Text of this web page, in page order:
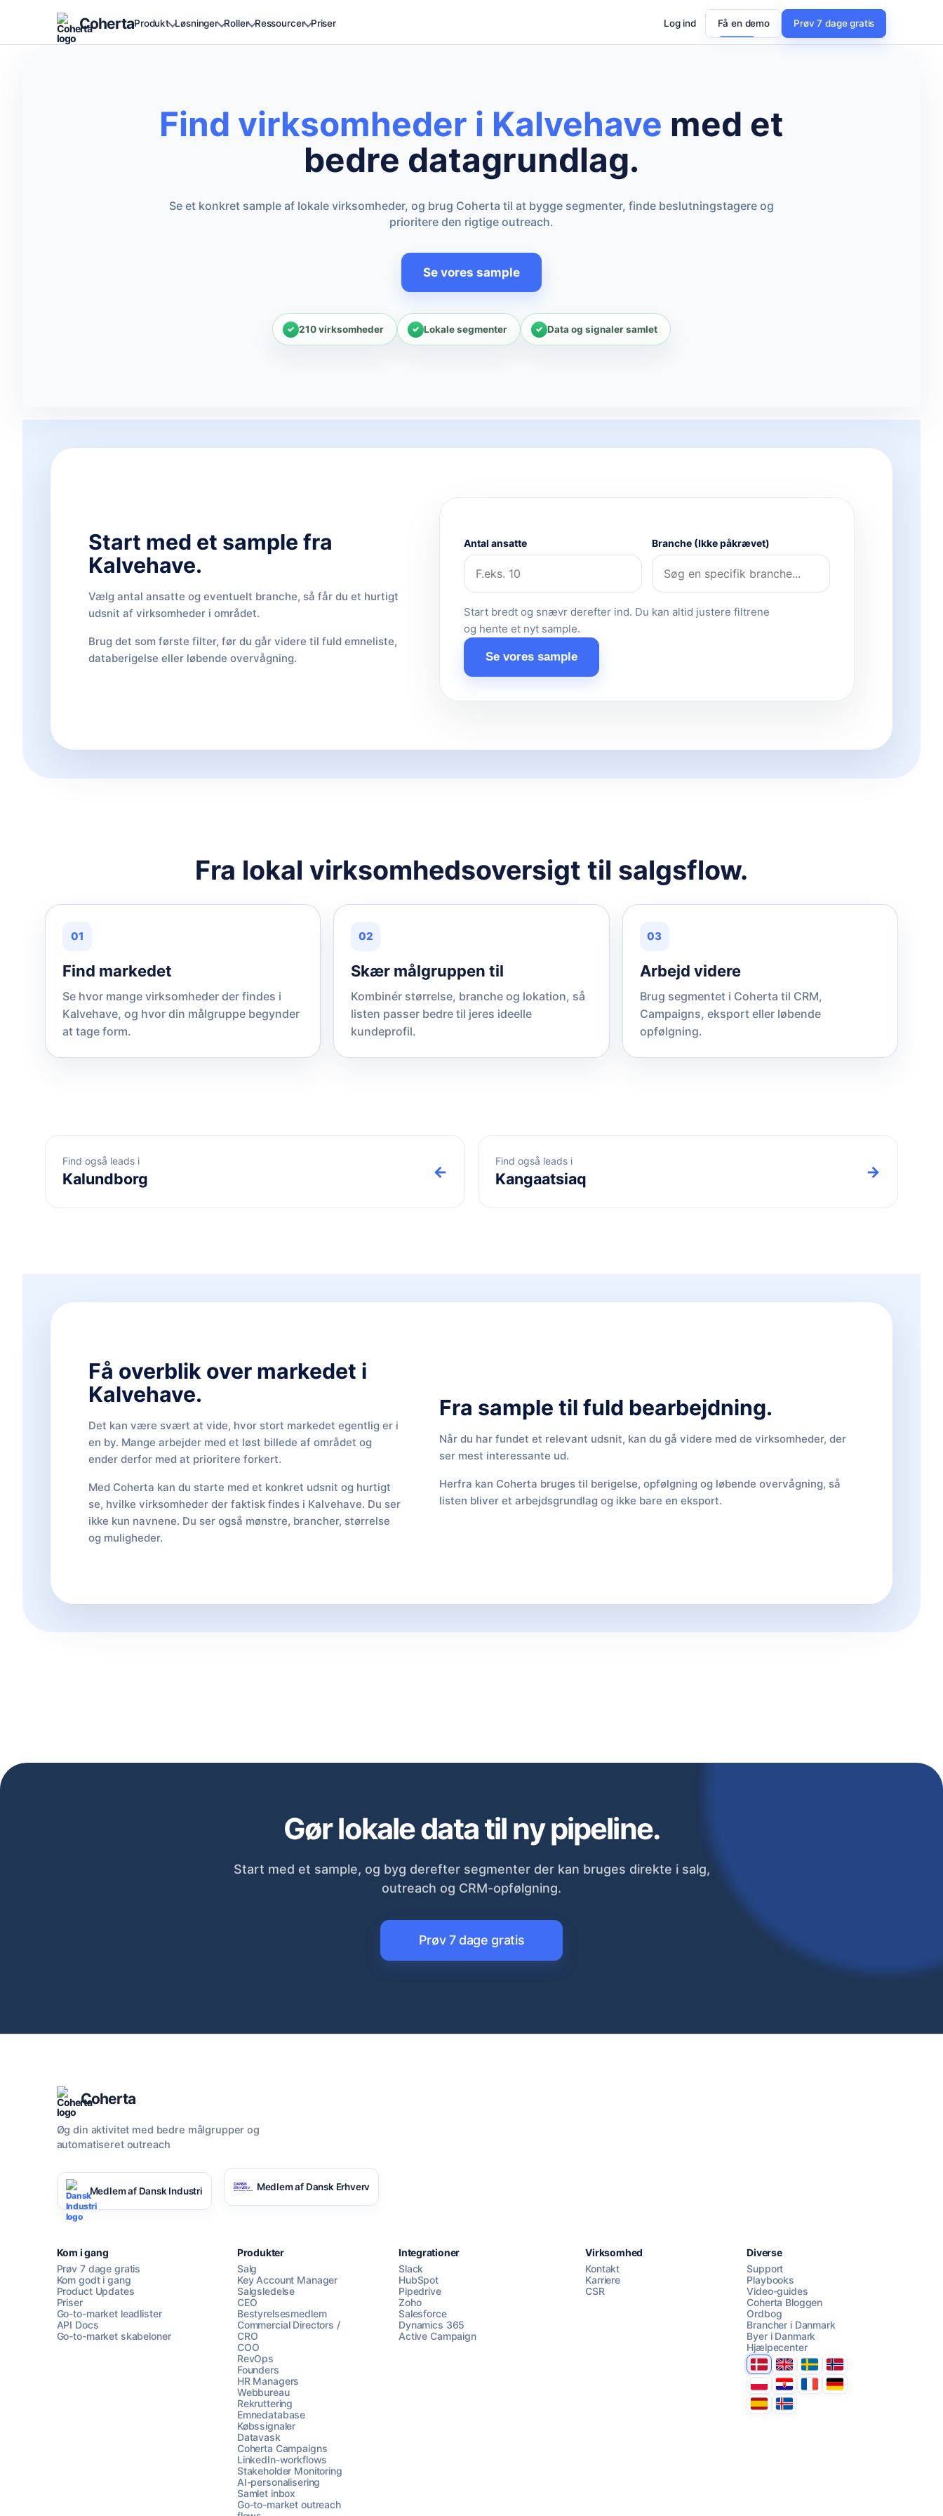
CohertaProdukt Løsninger Roller Ressourcer Priser Log ind Få en demo Prøv 7 dage gratis
Find virksomheder i Kalvehave med et
bedre datagrundlag.
Se et konkret sample af lokale virksomheder, og brug Coherta til at bygge segmenter, finde beslutningstagere og
prioritere den rigtige outreach.
Se vores sample
210 virksomheder Lokale segmenter Data og signaler samlet
Start med et sample fra
Kalvehave.
Vælg antal ansatte og eventuelt branche, så får du et hurtigt
udsnit af virksomheder i området.
Brug det som første filter, før du går videre til fuld emneliste,
databerigelse eller løbende overvågning.
Antal ansatte Branche (Ikke påkrævet)
Start bredt og snævr derefter ind. Du kan altid justere filtrene
og hente et nyt sample.
Se vores sample
Fra lokal virksomhedsoversigt til salgsflow.
01
Find markedet
Se hvor mange virksomheder der findes i
Kalvehave, og hvor din målgruppe begynder
at tage form.
02
Skær målgruppen til
Kombinér størrelse, branche og lokation, så
listen passer bedre til jeres ideelle
kundeprofil.
03
Arbejd videre
Brug segmentet i Coherta til CRM,
Campaigns, eksport eller løbende
opfølgning.
Find også leads i
Kalundborg ←
Find også leads i
Kangaatsiaq →
Få overblik over markedet i
Kalvehave.
Det kan være svært at vide, hvor stort markedet egentlig er i
en by. Mange arbejder med et løst billede af området og
ender derfor med at prioritere forkert.
Med Coherta kan du starte med et konkret udsnit og hurtigt
se, hvilke virksomheder der faktisk findes i Kalvehave. Du ser
ikke kun navnene. Du ser også mønstre, brancher, størrelse
og muligheder.
Fra sample til fuld bearbejdning.
Når du har fundet et relevant udsnit, kan du gå videre med de virksomheder, der
ser mest interessante ud.
Herfra kan Coherta bruges til berigelse, opfølgning og løbende overvågning, så
listen bliver et arbejdsgrundlag og ikke bare en eksport.
Gør lokale data til ny pipeline.
Start med et sample, og byg derefter segmenter der kan bruges direkte i salg,
outreach og CRM-opfølgning.
Prøv 7 dage gratis
AI Campaign Assist Chat with us
Coherta
Øg din aktivitet med bedre målgrupper og
automatiseret outreach
Medlem af Dansk Industri Medlem af Dansk Erhverv
Kom i gang
Prøv 7 dage gratis
Kom godt i gang
Product Updates
Priser
Go-to-market leadlister
API Docs
Go-to-market skabeloner
Produkter
Salg
Key Account Manager
Salgsledelse
CEO
Bestyrelsesmedlem
Commercial Directors /
CRO
COO
RevOps
Founders
HR Managers
Webbureau
Rekruttering
Emnedatabase
Købssignaler
Datavask
Coherta Campaigns
LinkedIn-workflows
Stakeholder Monitoring
AI-personalisering
Samlet inbox
Go-to-market outreach
Integrationer
Slack
HubSpot
Pipedrive
Zoho
Salesforce
Dynamics 365
Active Campaign
Virksomhed
Kontakt
Karriere
CSR
Diverse
Support
Playbooks
Video-guides
Coherta Bloggen
Ordbog
Brancher i Danmark
Byer i Danmark
Hjælpecenter
DanmarkUnited Kingdom
SverigeNorge
PolskaHrvatskaFranceDeutschland
EspanaÍsland